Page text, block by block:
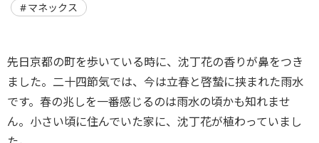
マネックス
先日京都の町を歩いている時に、沈丁花の香りが鼻をつき
ました。二十四節気では、今は立春と啓蟄に挟まれた雨水
です。春の兆しを一番感じるのは雨水の頃かも知れませ
ん。小さい頃に住んでいた家に、沈丁花が植わっていまし